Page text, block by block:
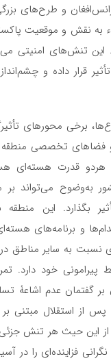
و طرح‌های
با اتکاء به نقش و
این تنش‌های امنیتی
قرار داده و
برخی محورهای
و فضاهای تخصصی
هردو قدرت هسته‌ای
به‌وضوح می‌تواند بر
بگذارد. این منطقه
و برنامه‌های
به سایر مناطق
خود دارد.
گفتمان عدم اشاعۀ
از استقلال مبتنی
از این حیث هر تنش
فزاینده‌ای را در